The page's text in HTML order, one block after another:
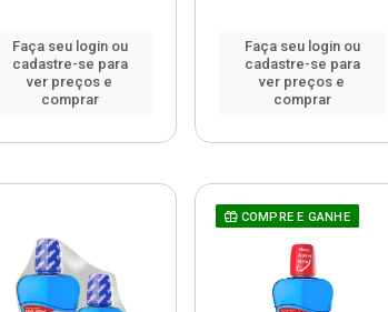
Faça seu login ou
cadastre-se para
ver preços e
comprar
Faça seu login ou
cadastre-se para
ver preços e
comprar
COMPRE E GANHE